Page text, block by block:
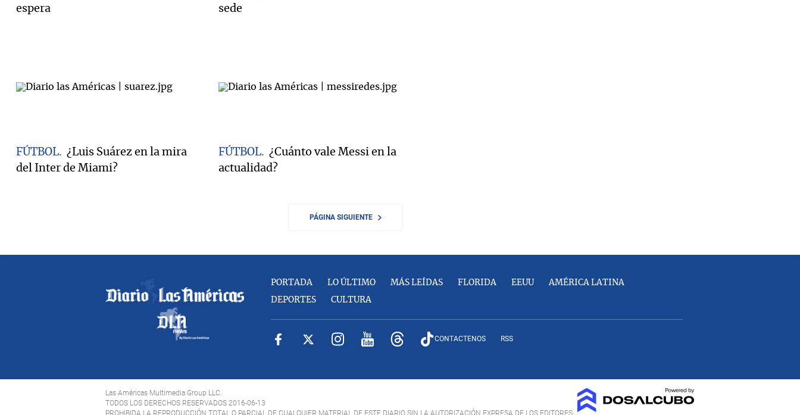
espera
sede
FÚTBOL
¿Luis Suárez en la mira
del Inter de Miami?
FÚTBOL
¿Cuánto vale Messi en la
actualidad?
PÁGINA SIGUIENTE
PORTADA LO ÚLTIMO MÁS LEÍDAS FLORIDA EEUU AMÉRICA LATINA
DEPORTES CULTURA
CONTACTENOS RSS
Las Américas Multimedia Group LLC.
TODOS LOS DERECHOS RESERVADOS 2016-06-13
PROHIBIDA LA REPRODUCCIÓN TOTAL O PARCIAL DE CUALQUIER MATERIAL DE ESTE DIARIO SIN LA AUTORIZACIÓN EXPRESA DE LOS EDITORES